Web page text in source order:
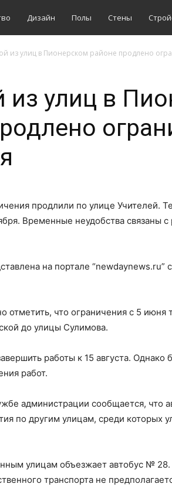
Дизайн Полы Стены
из улиц в Пионерском районе продлено
из улиц в
продлили по улице Учителей.
Временные неудобства связаны
на портале “newdaynews.ru”
отметить, что ограничения с 5 июня
до улицы Сулимова.
работы к 15 августа. Однако
работ.
администрации сообщается, что
по другим улицам, среди которых
улицам объезжает автобус №
транспорта не